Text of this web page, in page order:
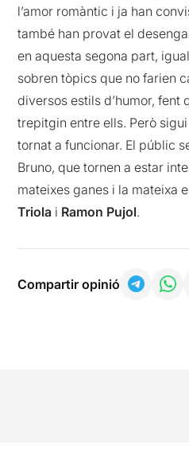
l’amor romàntic i ja han
també han provat el
en aquesta segona part,
sobren tòpics que no farien
diversos estils d’humor, fent
trepitgin entre ells. Però
tornat a funcionar. El públic
Bruno, que tornen a estar
mateixes ganes i la mateixa
Triola i Ramon Pujol.
Compartir opinió